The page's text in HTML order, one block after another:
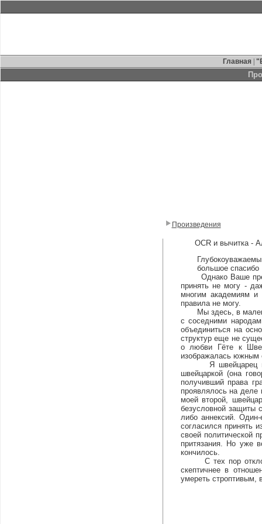
Главная
Произведения
OCR и вычитка -
Глубокоуважаемый
большое спасибо
Однако Ваше
принять не могу -
многим академиям и
правила не могу.
Мы здесь, в
с соседними
объединиться на
структур еще не
о любви Гёте к
изображалась южным
Я швейцарец не
швейцаркой (она
получивший права
проявлялось на деле
моей второй,
безусловной защиты
либо аннексий.
согласился принять
своей политической
притязания. Но уже
кончилось.
С тех пор
скептичнее в
умереть